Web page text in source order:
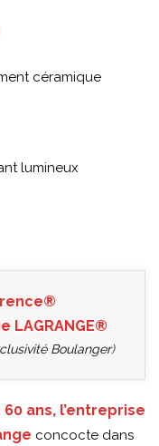
céramique
lumineux
LAGRANGE®
Boulanger)
ans, l’entreprise
concocte dans